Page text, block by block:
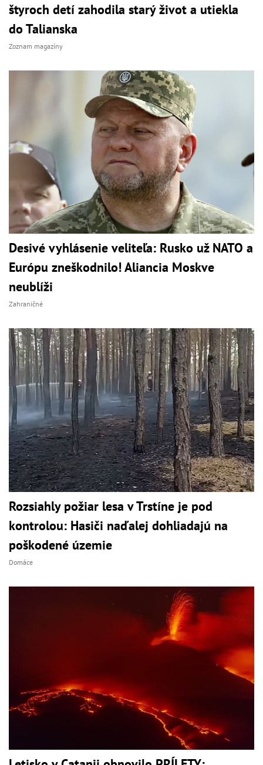
štyroch detí zahodila starý život a utiekla
do Talianska
Zoznam magazíny
Desivé vyhlásenie veliteľa: Rusko už NATO a
Európu zneškodnilo! Aliancia Moskve
neublíži
Zahraničné
Rozsiahly požiar lesa v Trstíne je pod
kontrolou: Hasiči naďalej dohliadajú na
poškodené územie
Domáce